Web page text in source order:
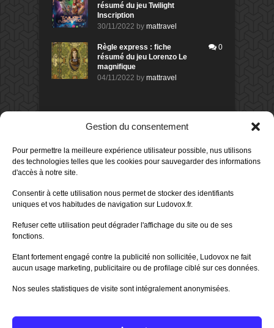
Gestion du consentement
Pour permettre la meilleure expérience utilisateur possible, nus utilisons
des technologies telles que les cookies pour sauvegarder des informations
d'accès à notre site.
Consentir à cette utilisation nous permet de stocker des identifiants
uniques et vos habitudes de navigation sur Ludovox.fr.
Refuser cette utilisation peut dégrader l'affichage du site ou de ses
fonctions.
Etant fortement engagé contre la publicité non sollicitée, Ludovox ne fait
aucun usage marketing, publicitaire ou de profilage ciblé sur ces données.
Nos seules statistiques de visite sont intégralement anonymisées.
résumé du jeu Twilight
Inscription
30/11/2022 by mattravel
Règle express : fiche
résumé du jeu Lorenzo Le
magnifique
04/11/2022 by mattravel
0
Sur le jeu Detective Box - Ciao
Bella
Avis demorlockbob
Sur le jeu Detective Box - Ciao
Publié leil y a 1 jour
80%
Sur le jeu Aeterna
Publié leil y a 2 jours
Avis degroule
Publié le
80%